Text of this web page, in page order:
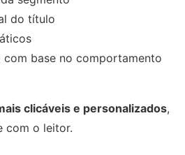
do título
com base no comportamento
clicáveis e personalizados,
com o leitor.